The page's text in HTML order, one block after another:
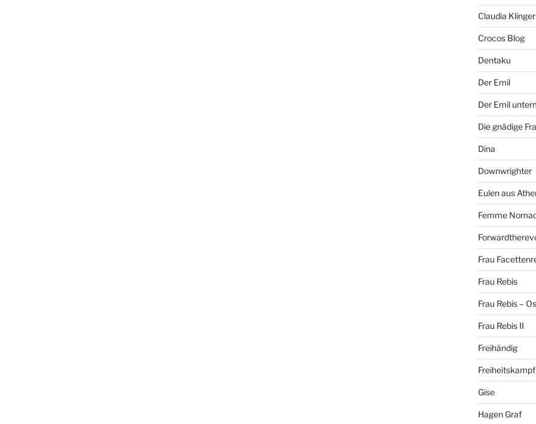
Claudia Klinger
Crocos Blog
Dentaku
Der Emil
Der Emil
Die gnädige
Dina
Downwrighter
Eulen aus
Femme
Frau
Frau Rebis
Frau Rebis –
Frau Rebis II
Freihändig
Freiheitskampf
Gise
Hagen Graf